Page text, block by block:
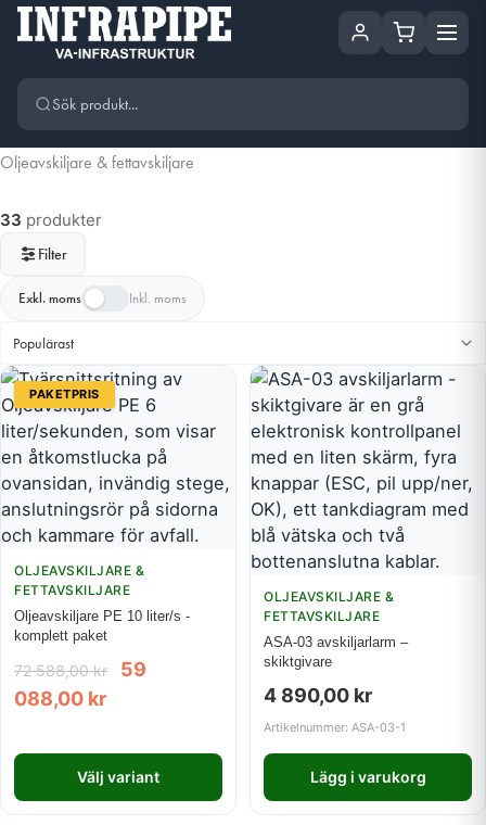
Hoppa
Hoppa till huvudinnehåll
Oljeavskiljare & fettavskiljare
33 produkter
Filter
Exkl. moms Inkl. moms
PAKETPRIS
OLJEAVSKILJARE &
FETTAVSKILJARE
Oljeavskiljare PE 10 liter/s -
komplett paket
72 588,00kr
59
088,00 kr
Välj variant
OLJEAVSKILJARE &
FETTAVSKILJARE
ASA-03 avskiljarlarm –
skiktgivare
4 890,00 kr
Artikelnummer: ASA-03-1
Lägg i varukorg